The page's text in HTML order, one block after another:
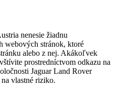
nenesie žiadnu
webových stránok, ktoré
alebo z nej. Akákoľvek
prostredníctvom odkazu na
Jaguar Land Rover
vlastné riziko.